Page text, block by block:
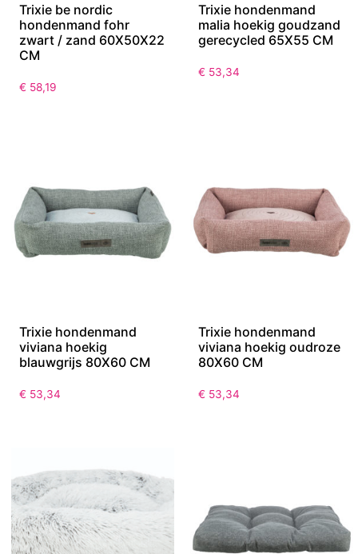
Trixie be nordic
hondenmand fohr
zwart / zand 60X50X22
CM
€ 58,19
Trixie hondenmand
malia hoekig goudzand
gerecycled 65X55 CM
€ 53,34
Trixie hondenmand
viviana hoekig
blauwgrijs 80X60 CM
€ 53,34
Trixie hondenmand
viviana hoekig oudroze
80X60 CM
€ 53,34